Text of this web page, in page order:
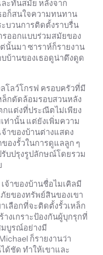
ะทันสมัย หลังจาก
อก็สนใจความทนทาน
บวนการติดตั้งราบรื่น
ออกแบบร่วมสมัยของ
นั้นมา ซาราห์ก็รายงาน
บ้านของเธอดูน่าดึงดูด
โลว์โกรฟ ครอบครัวที่มี
ล็กดัดล้อมรอบสวนหลัง
กแต่งที่ประณีตไม่เพียง
ท่านั้น แต่ยังเพิ่มความ
าของบ้านต่างแสดง
องรั้วในการดูแลลูก ๆ
บปรุงรูปลักษณ์โดยรวม
จ้าของบ้านชื่อไมเคิลมี
ยของทรัพย์สินของเขา
ลือกที่จะติดตั้งรั้วเหล็ก
งเกราะป้องกันผู้บุกรุกที่
มบูรณ์อย่างมี
ก็รายงานว่า
ด้ชัด ทำให้เขาและ